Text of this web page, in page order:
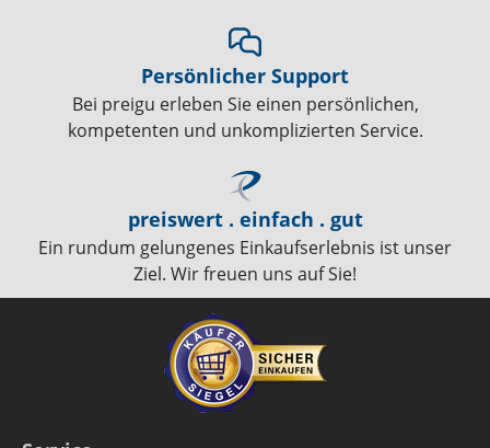
Persönlicher Support
Bei preigu erleben Sie einen persönlichen,
kompetenten und unkomplizierten Service.
preiswert . einfach . gut
Ein rundum gelungenes Einkaufserlebnis ist unser
Ziel. Wir freuen uns auf Sie!